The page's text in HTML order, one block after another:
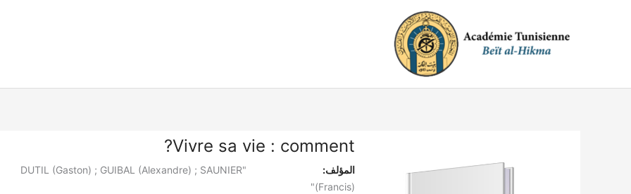
Vivre sa vie : comment?
المؤلف:
"DUTIL (Gaston) ; GUIBAL (Alexandre) ; SAUNIER
(Francis)"